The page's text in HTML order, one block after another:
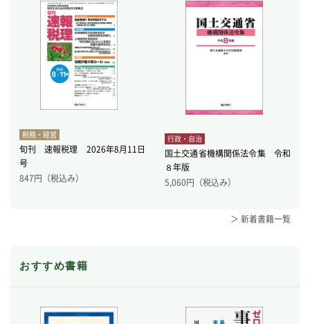
税務・経営
旬刊 速報税理 2026年8月11日
号
847円（税込み）
行政・自治
国土交通省機構関係法令集 令和
８年版
5,060円（税込み）
＞ 新着書籍一覧
おすすめ書籍